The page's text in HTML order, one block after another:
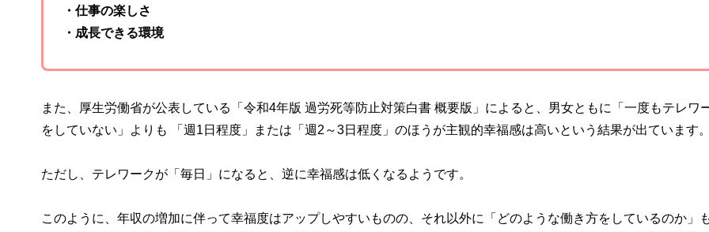
・仕事の楽しさ
・成長できる環境
また、厚生労働省が公表している「令和4年版 過労死等防止対策白書 概要版」によると、男女ともに「一度もテレワ
をしていない」よりも 「週1日程度」または「週2～3日程度」のほうが主観的幸福感は高いという結果が出ています。
ただし、テレワークが「毎日」になると、逆に幸福感は低くなるようです。
このように、年収の増加に伴って幸福度はアップしやすいものの、それ以外に「どのような働き方をしているのか」